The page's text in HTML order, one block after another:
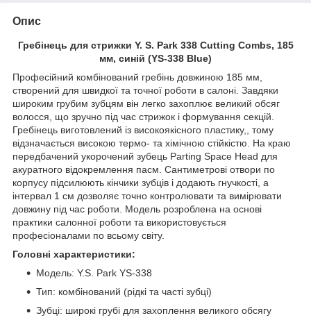
Опис
Гребінець для стрижки Y. S. Park 338 Cutting Combs, 185
мм, синій (YS-338 Blue)
Професійний комбінований гребінь довжиною 185 мм,
створений для швидкої та точної роботи в салоні. Завдяки
широким грубим зубцям він легко захоплює великий обсяг
волосся, що зручно під час стрижок і формування секцій.
Гребінець виготовлений із високоякісного пластику,, тому
відзначається високою термо- та хімічною стійкістю. На краю
передбачений укорочений зубець Parting Space Head для
акуратного відокремлення пасм. Сантиметрові отвори по
корпусу підсилюють кінчики зубців і додають гнучкості, а
інтервал 1 см дозволяє точно контролювати та вимірювати
довжину під час роботи. Модель розроблена на основі
практики салонної роботи та використовується
професіоналами по всьому світу.
Головні характеристики:
Модель: Y.S. Park YS-338
Тип: комбінований (рідкі та часті зубці)
Зубці: широкі грубі для захоплення великого обсягу